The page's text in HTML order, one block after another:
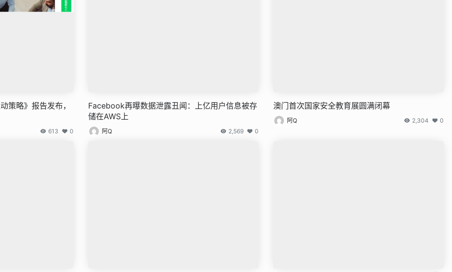
策略》报告发布，
613 0
Facebook再曝数据泄露丑闻：上亿用户信息被存
储在AWS上
阿Q 2,569 0
澳门首次国家安全教育展圆满闭幕
阿Q 2,304 0